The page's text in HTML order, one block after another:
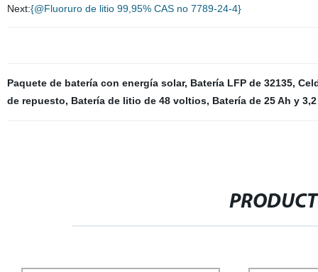
Next:{@Fluoruro de litio 99,95% CAS no 7789-24-4}
Paquete de batería con energía solar, Batería LFP de 32135,
de repuesto, Batería de litio de 48 voltios, Batería de 25 Ah y 3,2